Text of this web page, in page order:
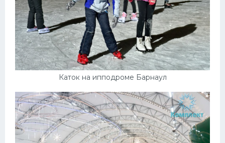
Каток на ипподроме Барнаул